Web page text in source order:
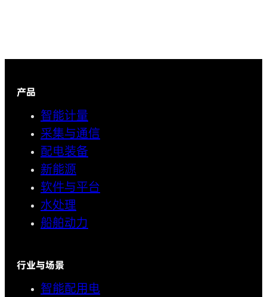
产品
智能计量
采集与通信
配电装备
新能源
软件与平台
水处理
船舶动力
行业与场景
智能配用电